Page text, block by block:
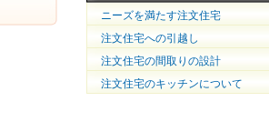
ニーズを満たす注文住宅
注文住宅への引越し
注文住宅の間取りの設計
注文住宅のキッチンについて